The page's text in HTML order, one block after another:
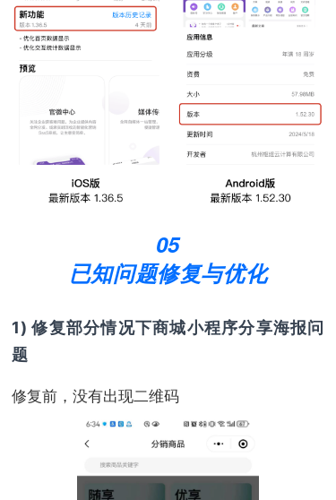
05
已知问题修复与优化
1) 修复部分情况下商城小程序分享海报问
题
修复前，没有出现二维码